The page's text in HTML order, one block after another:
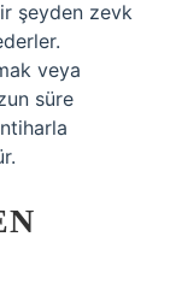
şeyden zevk
veya
süre